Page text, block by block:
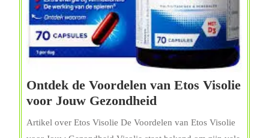
Ontdek de Voordelen van Etos Visolie
voor Jouw Gezondheid
de
Artikel over Etos Visolie De Voordelen van Etos Visolie